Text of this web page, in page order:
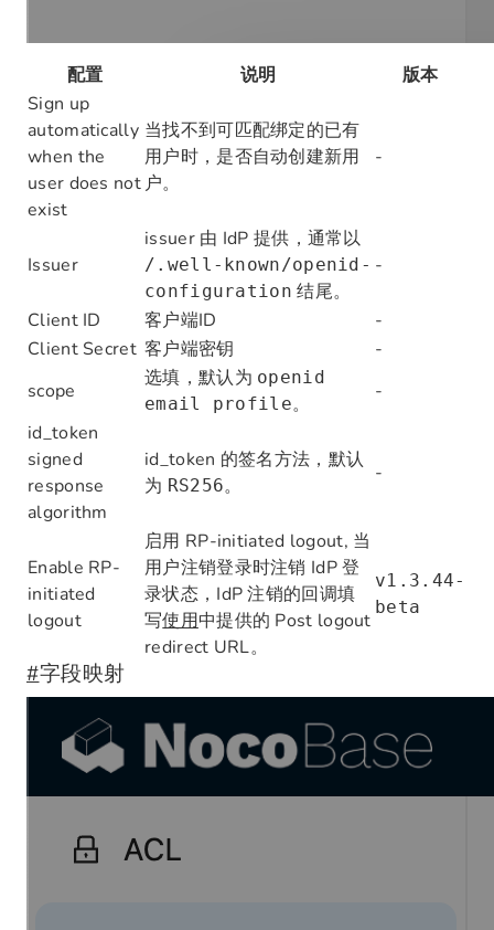
配置 说明
版本
Sign up
automatically
when the
user does not
exist
当找不到可匹配绑定的已有
用户时，是否自动创建新用
户。
-
Issuer
issuer 由 IdP 提供，通常以
/.well-known/openid-
configuration 结尾。
-
Client ID 客户端ID
-
Client Secret 客户端密钥
-
scope
选填，默认为 openid
email profile。
-
id_token
signed
response
algorithm
id_token 的签名方法，默认
为 RS256。
-
Enable RP-
initiated
logout
启用 RP-initiated logout, 当
用户注销登录时注销 IdP 登
录状态，IdP 注销的回调填
写使用中提供的 Post logout
redirect URL。
v1.3.44-
beta
#字段映射